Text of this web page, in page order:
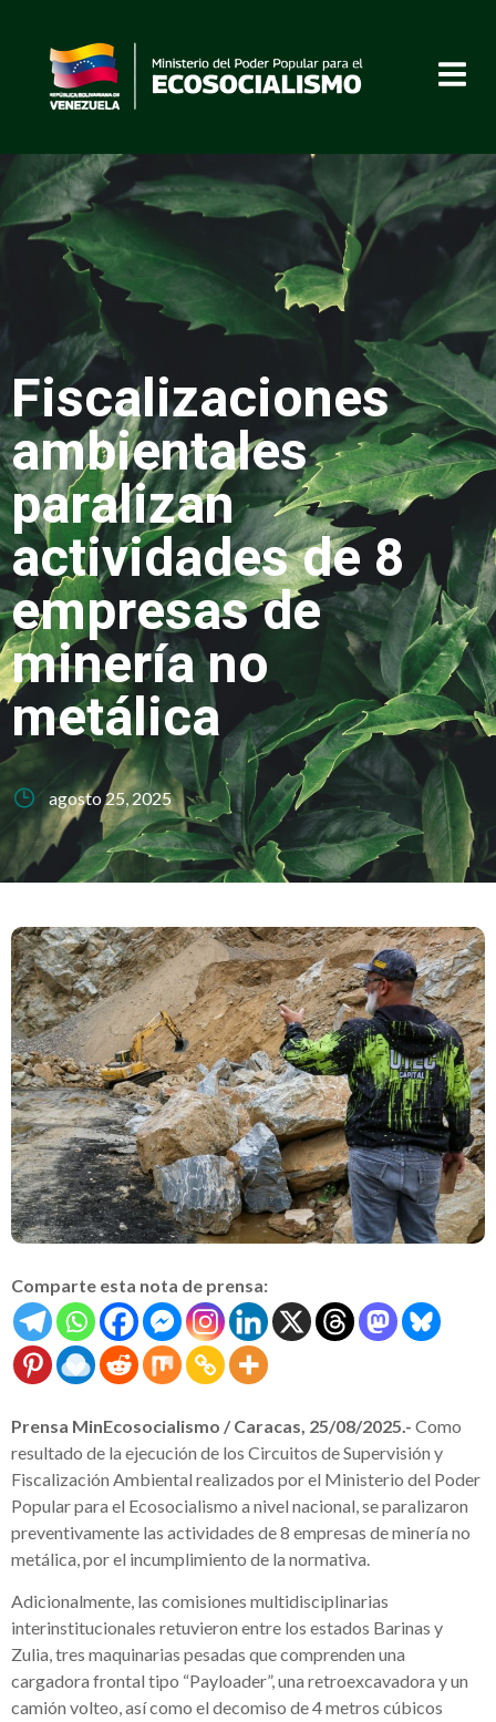
Fiscalizaciones
ambientales
paralizan
actividades de 8
empresas de
minería no
metálica
agosto 25, 2025
Comparte esta nota de prensa:
Prensa MinEcosocialismo / Caracas, 25/08/2025.- Como
resultado de la ejecución de los Circuitos de Supervisión y
Fiscalización Ambiental realizados por el Ministerio del Poder
Popular para el Ecosocialismo a nivel nacional, se paralizaron
preventivamente las actividades de 8 empresas de minería no
metálica, por el incumplimiento de la normativa.
Adicionalmente, las comisiones multidisciplinarias
interinstitucionales retuvieron entre los estados Barinas y
Zulia, tres maquinarias pesadas que comprenden una
cargadora frontal tipo “Payloader”, una retroexcavadora y un
camión volteo, así como el decomiso de 4 metros cúbicos